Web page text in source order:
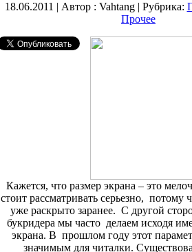
18.06.2011 | Автор : Vahtang | Рубрика:
Прочее
Кажется, что размер экрана – это
стоит рассматривать серьезно, потому
уже раскрыто заранее. С другой
букридера мы часто делаем исходя
экрана. В прошлом году этот
значимым для читалки.